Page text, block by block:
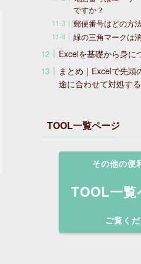
ですか？
郵便番号はどの方
緑の三角マークは
Excelを基礎から身に
まとめ｜Excelで先頭
途に合わせて対処する
TOOL一覧ページ
その他の便
TOOL一
ご覧く